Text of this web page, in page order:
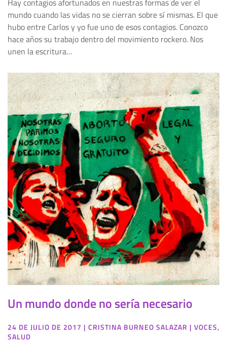
Hay contagios afortunados en nuestras formas de ver el
mundo cuando las vidas no se cierran sobre sí mismas. El que
hubo entre Carlos y yo fue uno de esos contagios. Conozco
hace años su trabajo dentro del movimiento rockero. Nos
unen la escritura…
Un mundo donde no sería necesario
24 DE JULIO DE 2017 | CRISTINA BURNEO SALAZAR | VOCES,
SALUD